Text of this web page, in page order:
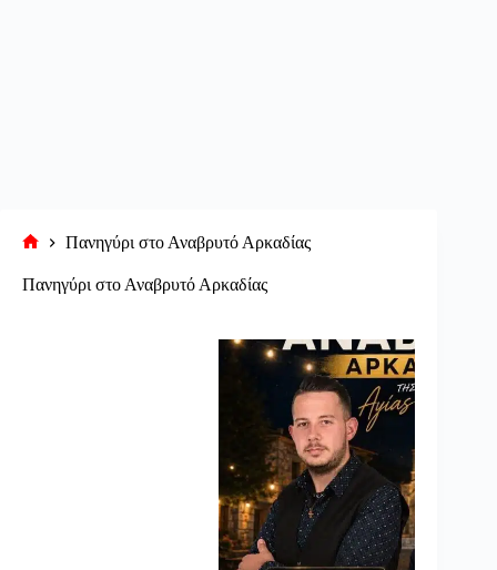
σελίδα
Πανηγύρι στο Αναβρυτό Αρκαδίας
Πανηγύρι στο Αναβρυτό Αρκαδίας